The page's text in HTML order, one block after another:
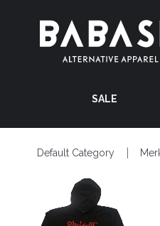
SALE
Default Category